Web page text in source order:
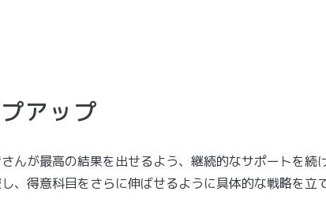
アップ
んが最高の結果を出せるよう、継続的なサポートを続
、得意科目をさらに伸ばせるように具体的な戦略を立